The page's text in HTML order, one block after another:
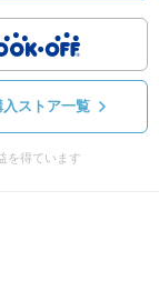
入ストア一覧
を得ています